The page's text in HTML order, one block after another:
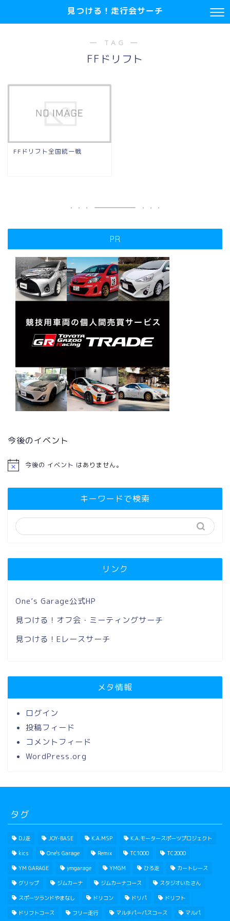
見つける！走行会サーチ
― TAG ―
FFドリフト
FFドリフト全国統一戦
PR
今後のイベント
今後の イベント はありません。
キーワードで検索
リンク
One’s Garage公式HP
見つける！オフ会・ミーティングサーチ
見つける！Eレースサーチ
メタ情報
ログイン
投稿フィード
コメントフィード
WordPress.org
タグ
DJ走 JOY-BASE K.A.MSP K.A.モータースポーツプロジェクト
kics One's Garage Remix TC1000 TC2000
YM GARAGE ymgarage YMGM ひろ走 カートレース
グリップ ジムカーナ ジムカーナコース スタジオいたさん
スポーツランドやまなし ドリコン ドリパ ドリフト
ドリフトコース フリー走行 マルチパーパスコース マルパ